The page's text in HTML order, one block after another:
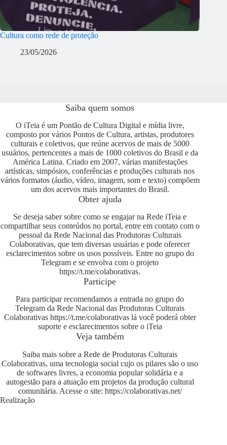
Cultura como rede de proteção
23/05/2026
Saiba quem somos
O iTeia é um Pontão de Cultura Digital e mídia livre,
composto por vários Pontos de Cultura, artistas, produtores
culturais e coletivos, que reúne acervos de mais de 5000
usuários, pertencentes a mais de 1000 coletivos do Brasil e da
América Latina. Criado em 2007, várias manifestações
artísticas, simpósios, conferências e produções culturais nos
vários formatos (áudio, vídeo, imagem, som e texto) compõem
um dos acervos mais importantes do Brasil.
Obter ajuda
Se deseja saber sobre como se engajar na Rede iTeia e
compartilhar seus conteúdos no portal, entre em contato com o
pessoal da Rede Nacional das Produtoras Culturais
Colaborativas, que tem diversas usuárias e pode oferecer
esclarecimentos sobre os usos possíveis. Entre no grupo do
Telegram e se envolva com o projeto
https://t.me/colaborativas.
Participe
Para participar recomendamos a entrada no grupo do
Telegram da Rede Nacional das Produtoras Culturais
Colaborativas https://t.me/colaborativaslá você poderá obter
suporte e esclarecimentos sobre o iTeia
Veja também
Saiba mais sobre a Rede de Produtoras Culturais
Colaborativas, uma tecnologia social cujo os pilares são o uso
de softwares livres, a economia popular solidária e a
autogestão para a atuação em projetos da produção cultural
comunitária. Acesse o site: https://colaborativas.net/
Realização